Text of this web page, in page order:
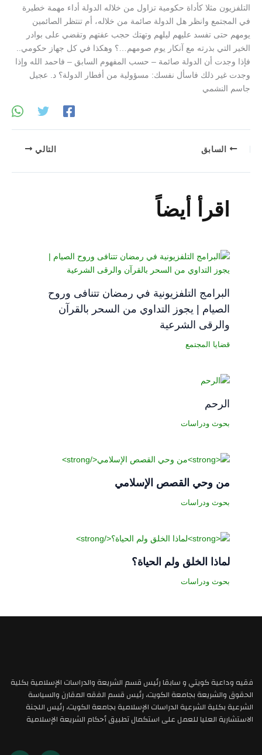
التلفزيون مثلا كأداة حكومية تزاول من خلاله الدولة أداء مهمة خطيرة
في المجتمع وانظر هل الدولة صائمة من خلاله، أم تنتظر الصائمين
يومهم حتى تفسد عليهم ليلهم وتهتك حجب عفتهم وتقضي على بوادر
الخير التي بذرته مع آنكار يوم صومهم…؟ وهكذا في كل جهاز حكومي..
فإذا وجدت أن الدولة صائمة – حسب المفهوم السابق – فاحمد الله وإذا
وجدت غير ذلك فاسأل نفسك: مسؤولية من أفطار الدولة؟ د. عجيل
جاسم النشمي
السابق التالي
اقرأ أيضاً
البرامج التلفزيونية في رمضان تتنافى وروح
الصيام | يجوز التداوي من السحر بالقرآن
والرقى الشرعية
قضايا المجتمع
الرحم
بحوث ودراسات
من وحي القصص الإسلامي
بحوث ودراسات
لماذا الخلق ولم الحياة؟
بحوث ودراسات
فقيه وداعية كويتي و سابقا رئيس قسم الشريعة والدراسات الإسلامية بكلية
الحقوق والشريعة بجامعة الكويت، رئيس قسم الفقه المقارن والسياسة
الشرعية بكلية الشرعية الدراسات الإسلامية بجامعة الكويت، رئيس اللجنة
الاستشارية العليا للعمل على استكمال تطبيق أحكام الشريعة الإسلامية